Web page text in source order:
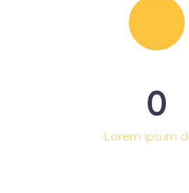
0
Lorem ipsum